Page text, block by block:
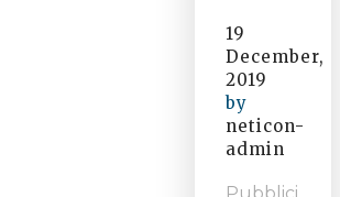
19
December,
2019
by
neticon-
admin
Pubblici